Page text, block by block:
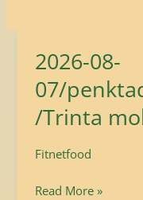
2026-08-
07/
/Trinta
Fitnetfood
2026-
08-
07/penktadienis/
moliūgų
Read More »